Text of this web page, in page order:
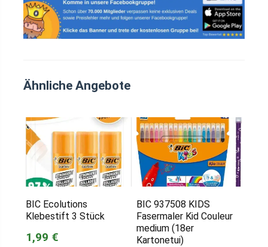
Ähnliche Angebote
BIC Ecolutions
Klebestift 3 Stück
1,99 €
BIC 937508 KIDS
Fasermaler Kid Couleur
medium (18er
Kartonetui)